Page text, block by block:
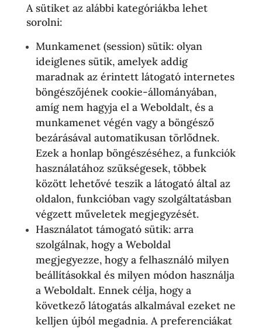
A sütiket az alábbi kategóriákba lehet
sorolni:
Munkamenet (session) sütik: olyan
ideiglenes sütik, amelyek addig
maradnak az érintett látogató internetes
böngészőjének cookie-állományában,
amíg nem hagyja el a Weboldalt, és a
munkamenet végén vagy a böngésző
bezárásával automatikusan törlődnek.
Ezek a honlap böngészéséhez, a funkciók
használatához szükségesek, többek
között lehetővé teszik a látogató által az
oldalon, funkcióban vagy szolgáltatásban
végzett műveletek megjegyzését.
Használatot támogató sütik: arra
szolgálnak, hogy a Weboldal
megjegyezze, hogy a felhasználó milyen
beállításokkal és milyen módon használja
a Weboldalt. Ennek célja, hogy a
következő látogatás alkalmával ezeket ne
kelljen újból megadnia. A preferenciákat